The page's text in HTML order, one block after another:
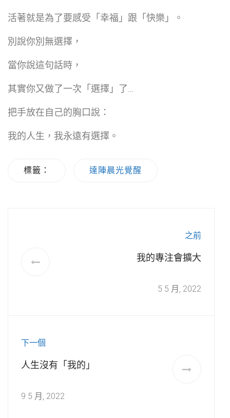
活著就是為了要感受「幸福」跟「快樂」。
別說你別無選擇，
當你說這句話時，
其實你又做了一次「選擇」了…
把手放在自己的胸口說：
我的人生，我永遠有選擇。
標籤： 達陣晨光覺醒
之前
我的專注會擴大
5 5 月, 2022
下一個
人生沒有「我的」
9 5 月, 2022